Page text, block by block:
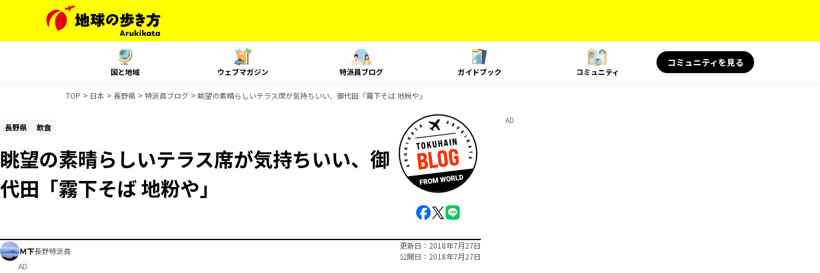
国と地域 ウェブマガジン 特派員ブログ ガイドブック コミュニティ
コミュニティを見る
TOP 日本 長野県 特派員ブログ 眺望の素晴らしいテラス席が気持ちいい、御代田「霧下そば 地粉や」
長野県 飲食
眺望の素晴らしいテラス席が気持ちいい、御
代田「霧下そば 地粉や」
Ｍ下長野特派員
更新日
2018年7月27日
公開日
2018年7月27日
AD
AD